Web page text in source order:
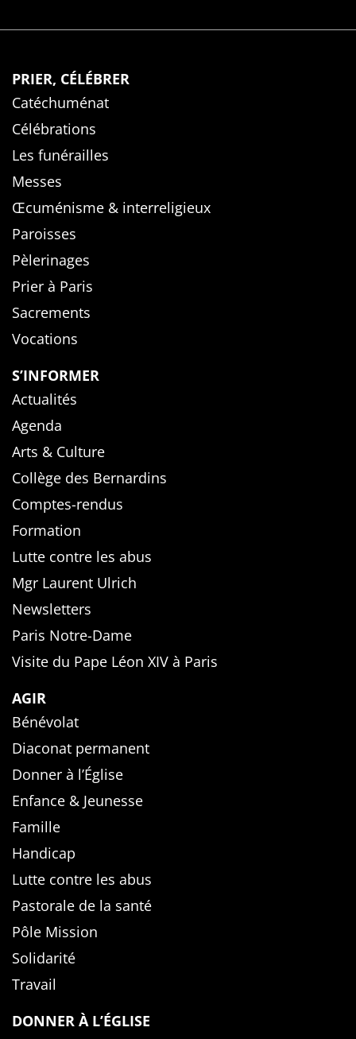
PRIER, CÉLÉBRER
Catéchuménat
Célébrations
Les funérailles
Messes
Œcuménisme & interreligieux
Paroisses
Pèlerinages
Prier à Paris
Sacrements
Vocations
S’INFORMER
Actualités
Agenda
Arts & Culture
Collège des Bernardins
Comptes-rendus
Formation
Lutte contre les abus
Mgr Laurent Ulrich
Newsletters
Paris Notre-Dame
Visite du Pape Léon XIV à Paris
AGIR
Bénévolat
Diaconat permanent
Donner à l’Église
Enfance & Jeunesse
Famille
Handicap
Lutte contre les abus
Pastorale de la santé
Pôle Mission
Solidarité
Travail
DONNER À L’ÉGLISE